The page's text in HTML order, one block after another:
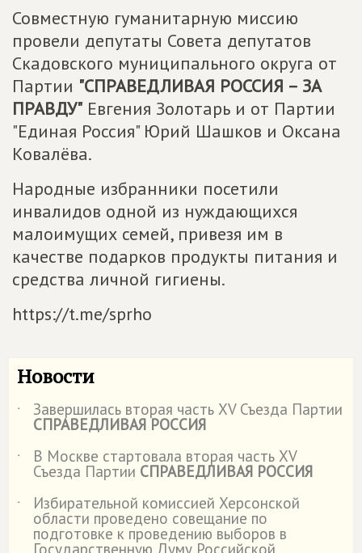
Совместную гуманитарную миссию
провели депутаты Совета депутатов
Скадовского муниципального округа от
Партии "СПРАВЕДЛИВАЯ РОССИЯ – ЗА
ПРАВДУ" Евгения Золотарь и от Партии
"Единая Россия" Юрий Шашков и Оксана
Ковалёва.
Народные избранники посетили
инвалидов одной из нуждающихся
малоимущих семей, привезя им в
качестве подарков продукты питания и
средства личной гигиены.
https://t.me/sprho
Новости
˙ Завершилась вторая часть XV Съезда Партии
СПРАВЕДЛИВАЯ РОССИЯ
˙
В Москве стартовала вторая часть XV
Съезда Партии СПРАВЕДЛИВАЯ РОССИЯ
˙
Избирательной комиссией Херсонской
области проведено совещание по
подготовке к проведению выборов в
Государственную Думу Российской